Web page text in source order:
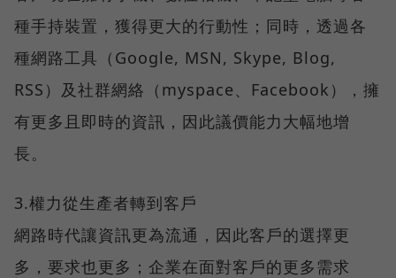
種手持裝置，獲得更大的行動性；同時，透過各
種網路工具（Google, MSN, Skype, Blog,
RSS）及社群網絡（myspace、Facebook），擁
有更多且即時的資訊，因此議價能力大幅地增
長。
3.權力從生產者轉到客戶
網路時代讓資訊更為流通，因此客戶的選擇更
多，要求也更多；企業在面對客戶的更多需求